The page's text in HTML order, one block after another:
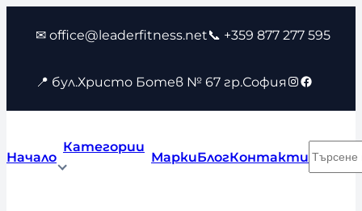
съдържанието
✉ office@leaderfitness.net📞 +359 877 277 595
📍 бул.Христо Ботев № 67 гр.София Instagram
Facebook
Начало
Категории
МаркиБлогКонтакти